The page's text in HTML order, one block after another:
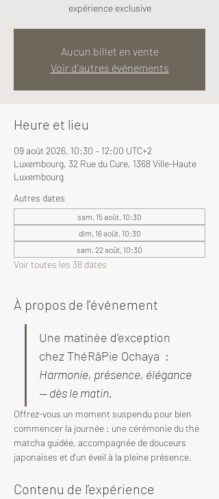
expérience exclusive
Aucun billet en vente
Voir d'autres événements
Heure et lieu
09 août 2026, 10:30 – 12:00 UTC+2
Luxembourg, 32 Rue du Cure, 1368 Ville-Haute
Luxembourg
Autres dates
sam. 15 août, 10:30
dim. 16 août, 10:30
sam. 22 août, 10:30
Voir toutes les 38 dates
À propos de l'événement
Une matinée d’exception
chez ThéRâPie Ochaya  :
Harmonie, présence, élégance
— dès le matin.
Offrez-vous un moment suspendu pour bien
commencer la journée : une cérémonie du thé
matcha guidée, accompagnée de douceurs
japonaises et d’un éveil à la pleine présence.
Contenu de l’expérience